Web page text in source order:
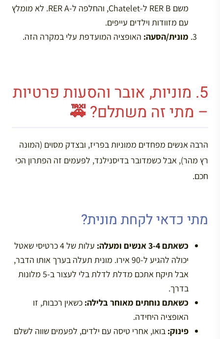
משם RER B ל-Chatelet, והחלפה ל-RER A. לא מומלץ
עם מזוודות וילדים עייפים.
מונית/הסעה: האופציה המועדפת עלי במקרה הזה.
5. מוניות, אובר והסעות פרטיות
– מתי זה משתלם? 🚕
הרבה אנשים מפחדים ממוניות בפריז, ובצדק מסוים (המונה
רץ מהר), אבל כשמדובר בדיסנילנד, לפעמים זה הפתרון הכי
חכם.
מתי כדאי לקחת מונית?
כשאתם 3-4 אנשים ומעלה:
עלות של 4 כרטיסי שאטל
יכולה להגיע ל-90 אירו. מונית תעלה בערך אותו הדבר,
אבל תיקח אתכם מדלת לדלת בלי לעצור ב-5 מלונות
בדרך.
כשאתם נוחתים מאוחר בלילה: כשאין רכבות, זו
האופציה היחידה.
פינוק: בואו, אחרי טיסה עם ילדים, לפעמים שווה לשלם